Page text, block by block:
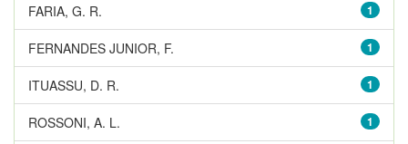
1
FARIA, G. R.
1
FERNANDES JUNIOR, F.
1
ITUASSU, D. R.
1
ROSSONI, A. L.